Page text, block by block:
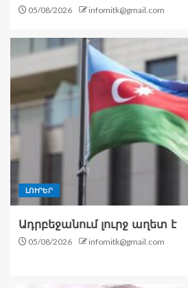
05/08/2026 infomitk@gmail.com
ԼՈՒՐԵՐ
Ադրբեջանում լուրջ աղետ է
05/08/2026 infomitk@gmail.com